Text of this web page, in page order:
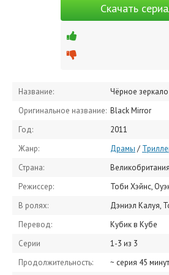
Скачать
Название:
Чёрное зеркало
Оригинальное название: Black Mirror
Год:
2011
Жанр:
Драмы /
Страна:
Великобритания
Режиссер:
Тоби Хэйнс,
В ролях:
Дэниэл Калуя, Тоби Кеббелл, Хейли Этвелл, Брайс Даллас Ховард,
Перевод:
Кубик в Кубе
Серии
1-3 из 3
Продолжительность:
~ серия 45 минут